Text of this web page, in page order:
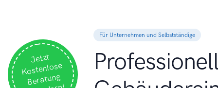
Jetzt
Kostenlose
Beratung
Für Unternehmen und Selbstständige